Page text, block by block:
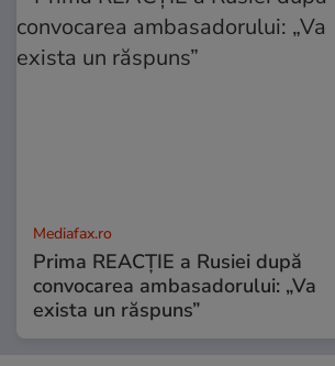
Mediafax.ro
Prima REACȚIE a Rusiei după
convocarea ambasadorului: „Va
exista un răspuns”